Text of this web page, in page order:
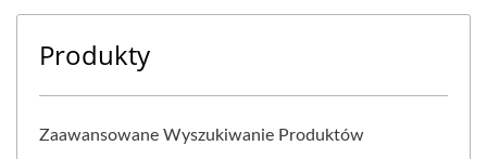
Produkty
Zaawansowane Wyszukiwanie Produktów